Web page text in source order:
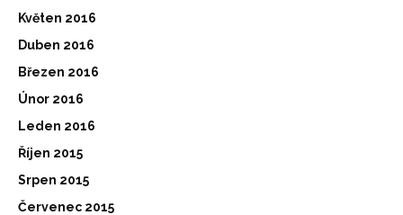
Květen 2016
Duben 2016
Březen 2016
Únor 2016
Leden 2016
Říjen 2015
Srpen 2015
Červenec 2015